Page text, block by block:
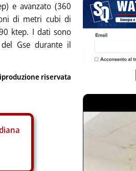
e avanzato (360
di metri cubi di
ktep. I dati sono
Gse durante il